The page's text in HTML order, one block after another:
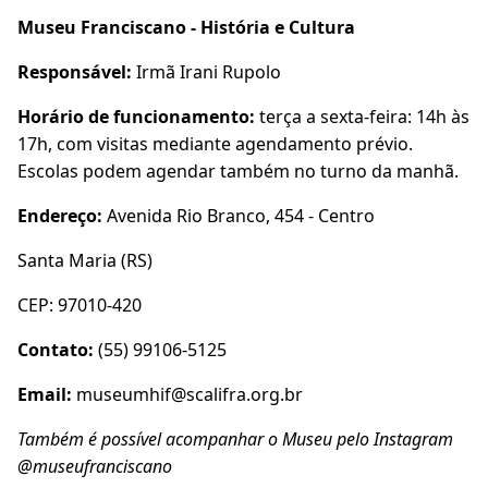
Museu Franciscano - História e Cultura
Responsável: Irmã Irani Rupolo
Horário de funcionamento: terça a sexta-feira: 14h às
17h, com visitas mediante agendamento prévio.
Escolas podem agendar também no turno da manhã.
Endereço: Avenida Rio Branco, 454 - Centro
Santa Maria (RS)
CEP: 97010-420
Contato: (55) 99106-5125
Email: museumhif@scalifra.org.br
Também é possível acompanhar o Museu pelo Instagram
@museufranciscano